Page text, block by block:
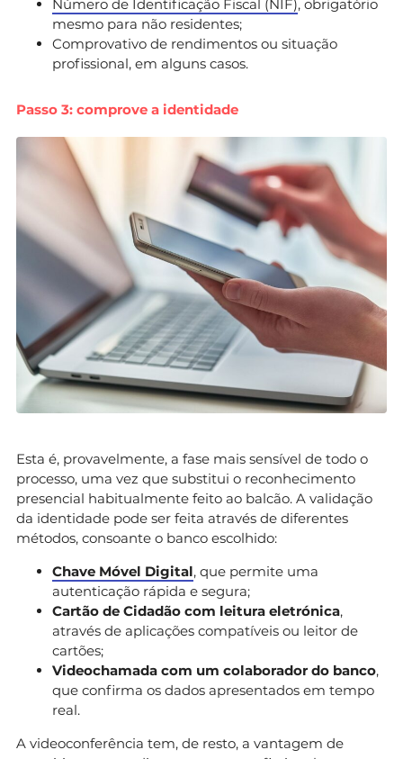
Número de Identificação Fiscal (NIF), obrigatório
mesmo para não residentes;
Comprovativo de rendimentos ou situação
profissional, em alguns casos.
Passo 3: comprove a identidade
Esta é, provavelmente, a fase mais sensível de todo o
processo, uma vez que substitui o reconhecimento
presencial habitualmente feito ao balcão. A validação
da identidade pode ser feita através de diferentes
métodos, consoante o banco escolhido:
Chave Móvel Digital, que permite uma
autenticação rápida e segura;
Cartão de Cidadão com leitura eletrónica,
através de aplicações compatíveis ou leitor de
cartões;
Videochamada com um colaborador do banco,
que confirma os dados apresentados em tempo
real.
A videoconferência tem, de resto, a vantagem de